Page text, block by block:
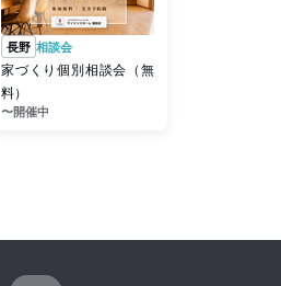
長野 相談会
家づくり個別相談会（無
料）
〜開催中